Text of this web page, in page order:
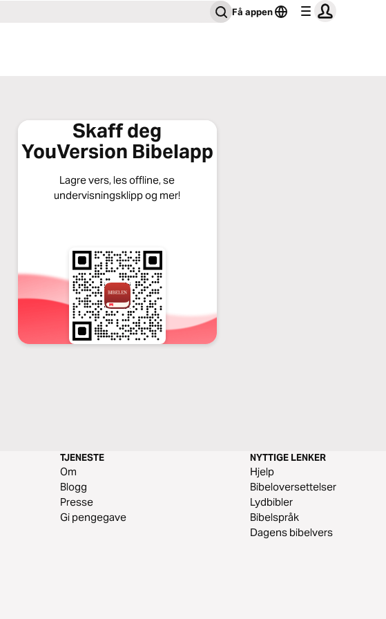
Få appen
Skaff deg
YouVersion Bibelapp
Lagre vers, les offline, se
undervisningsklipp og mer!
TJENESTE
Om
Blogg
Presse
Gi pengegave
NYTTIGE LENKER
Hjelp
Bibeloversettelser
Lydbibler
Bibelspråk
Dagens bibelvers